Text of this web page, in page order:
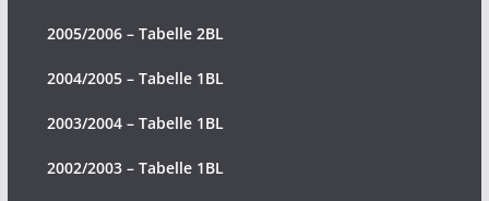
2005/2006 – Tabelle 2BL
2004/2005 – Tabelle 1BL
2003/2004 – Tabelle 1BL
2002/2003 – Tabelle 1BL